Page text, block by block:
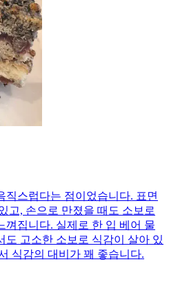
직스럽다는 점이었습니다. 표면
고, 손으로 만졌을 때도 소보로
껴집니다. 실제로 한 입 베어 물
도 고소한 소보로 식감이 살아 있
식감의 대비가 꽤 좋습니다.